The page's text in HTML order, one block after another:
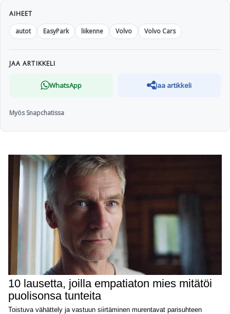
AIHEET
autot
EasyPark liikenne Volvo Volvo Cars
JAA ARTIKKELI
WhatsApp Jaa artikkeli
Myös Snapchatissa